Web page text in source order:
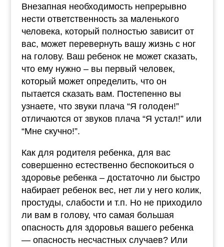
Внезапная необходимость непрерывно
нести ответственность за маленького
человека, который полностью зависит от
вас, может перевернуть вашу жизнь с ног
на голову. Ваш ребенок не может сказать,
что ему нужно – вы первый человек,
который может определить, что он
пытается сказать вам. Постепенно вы
узнаете, что звуки плача “Я голоден!”
отличаются от звуков плача “Я устал!” или
“Мне скучно!”.
Как для родителя ребенка, для вас
совершенно естественно беспокоиться о
здоровье ребенка – достаточно ли быстро
набирает ребенок вес, нет ли у него колик,
простуды, слабости и т.п. Но не приходило
ли вам в голову, что самая большая
опасность для здоровья вашего ребенка
— опасность несчастных случаев? Или